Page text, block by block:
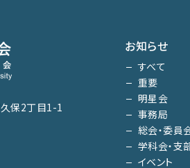
お知らせ
すべて
重要
明星会
事務局
総会・委員
学科会・支
イベント
保2丁目1-1